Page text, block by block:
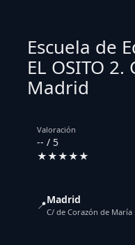
Escuela de
EL OSITO
Madrid
Valoración
-- / 5
★★★★★
📍Madrid
C/ de Corazón de María